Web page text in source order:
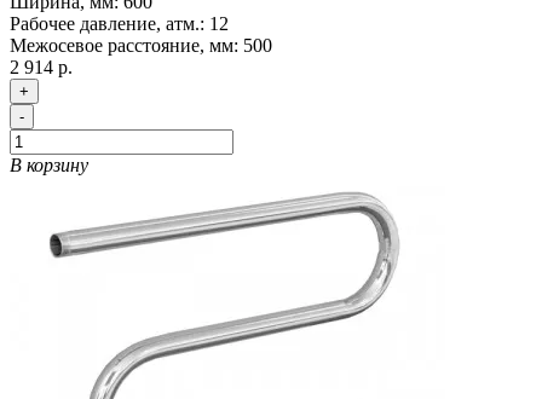
Рабочее давление, атм.: 12
Межосевое расстояние, мм: 500
2 914 р.
+
-
В корзину